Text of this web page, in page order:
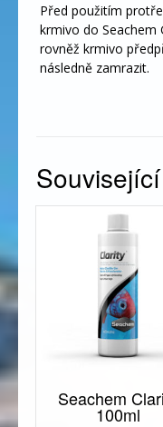
Před použitím
krmivo do Seachem
rovněž krmivo
následně zamrazit.
Seachem
100ml